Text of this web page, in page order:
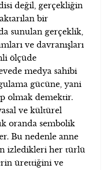
değil, gerçekliğin
bir
sunulan gerçeklik,
ve davranışları
ölçüde
medya sahibi
gücüne, yani
olmak demektir.
ve kültürel
oranda sembolik
Bu nedenle anne
izledikleri her türlü
ürettiğini ve